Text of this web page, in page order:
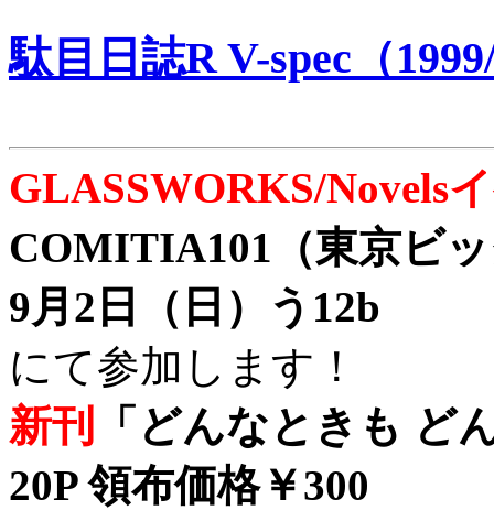
駄目日誌R V-spec（
GLASSWORKS/Novels
COMITIA101（東京ビ
9月2日（日）う12b
にて参加します！
新刊
「どんなときも ど
20P 領布価格￥300